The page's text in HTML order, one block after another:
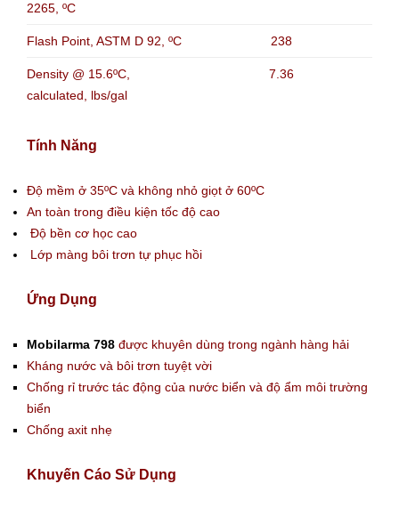
2265, ºC
Flash Point, ASTM D 92, ºC 238
Density @ 15.6ºC,
calculated, lbs/gal
7.36
Tính Năng
Độ mềm ở 35ºC và không nhỏ giọt ở 60ºC
An toàn trong điều kiện tốc độ cao
Độ bền cơ học cao
Lớp màng bôi trơn tự phục hồi
Ứng Dụng
Mobilarma 798 được khuyên dùng trong ngành hàng hải
Kháng nước và bôi trơn tuyệt vời
Chống rỉ trước tác động của nước biển và độ ẩm môi trường
biển
Chống axit nhẹ
Khuyến Cáo Sử Dụng